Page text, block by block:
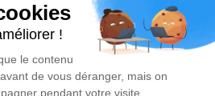
vos pensées à travers des
Cet endroit est un lieu
honorer la mémoire de Bernard